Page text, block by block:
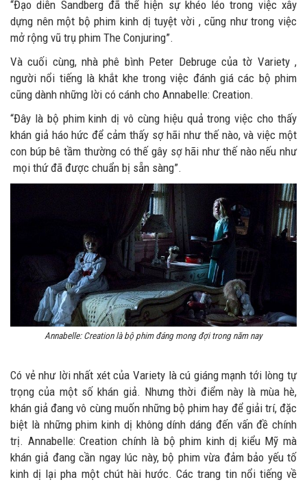
“Đạo diễn Sandberg đã thể hiện sự khéo léo trong việc xây
dựng nên một bộ phim kinh dị tuyệt vời , cũng như trong việc
mở rộng vũ trụ phim The Conjuring”.
Và cuối cùng, nhà phê bình Peter Debruge của tờ Variety ,
người nổi tiếng là khắt khe trong việc đánh giá các bộ phim
cũng dành những lời có cánh cho Annabelle: Creation.
“Đây là bộ phim kinh dị vô cùng hiệu quả trong việc cho thấy
khán giả háo hức để cảm thấy sợ hãi như thế nào, và việc một
con búp bê tầm thường có thế gây sợ hãi như thế nào nếu như
mọi thứ đã được chuẩn bị sẵn sàng”.
Annabelle: Creation là bộ phim đáng mong đợi trong năm nay
Có vẻ như lời nhất xét của Variety là cú giáng mạnh tới lòng tự
trọng của một số khán giả. Nhưng thời điểm này là mùa hè,
khán giả đang vô cùng muốn những bộ phim hay để giải trí, đặc
biệt là những phim kinh dị không dính dáng đến vấn đề chính
trị. Annabelle: Creation chính là bộ phim kinh dị kiểu Mỹ mà
khán giả đang cần ngay lúc này, bộ phim vừa đảm bảo yếu tố
kinh dị lại pha một chút hài hước. Các trang tin nổi tiếng về